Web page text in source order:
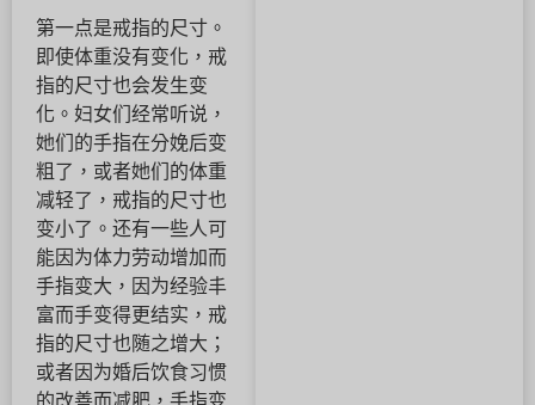
第一点是戒指的尺寸。
即使体重没有变化，戒
指的尺寸也会发生变
化。妇女们经常听说，
她们的手指在分娩后变
粗了，或者她们的体重
减轻了，戒指的尺寸也
变小了。还有一些人可
能因为体力劳动增加而
手指变大，因为经验丰
富而手变得更结实，戒
指的尺寸也随之增大；
或者因为婚后饮食习惯